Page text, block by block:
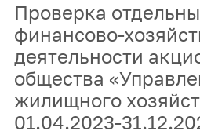
Проверка
финансово-
деятельности
общества
жилищного
01.04.2023-